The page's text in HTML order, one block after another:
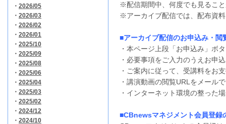
・ 2026/05
・ 2026/03
・ 2026/02
・ 2026/01
・ 2025/10
・ 2025/09
・ 2025/08
・ 2025/06
・ 2025/04
・ 2025/03
・ 2025/02
・ 2024/12
・ 2024/10
※配信期間中、何度でも見るこ
※アーカイブ配信では、配布資
■アーカイブ配信のお申込み・
・本ページ上段「お申込み」ボ
・必要事項をご入力のうえお申
・ご案内に従って、受講料をお
・講演動画の閲覧URLをメール
・インターネット環境の整った
■CBnewsマネジメント会員登録